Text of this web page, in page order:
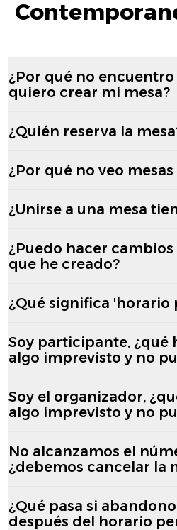
¿Por qué no
quiero crear mi mesa?
¿Quién reserva la
¿Por qué no veo
¿Unirse a una mesa
¿Puedo hacer
que he creado?
¿Qué significa 'horario
Soy participante, ¿qué
algo imprevisto y no
Soy el organizador,
algo imprevisto y no
No alcanzamos el
¿debemos cancelar la
¿Qué pasa si
después del horario